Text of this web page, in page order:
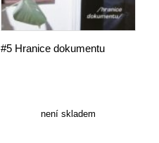
#5 Hranice dokumentu
není skladem